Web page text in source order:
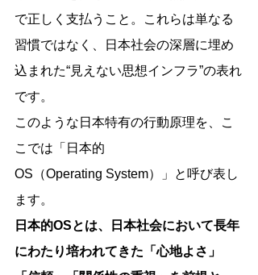
で正しく支払うこと。これらは単なる
習慣ではなく、日本社会の深層に埋め
込まれた“見えない思想インフラ”の表れ
です。
このような日本特有の行動原理を、こ
こでは「日本的
OS（Operating System）」と呼び表し
ます。
日本的OSとは、日本社会において長年
にわたり培われてきた「心地よさ」